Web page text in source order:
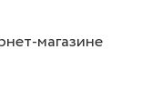
магазине